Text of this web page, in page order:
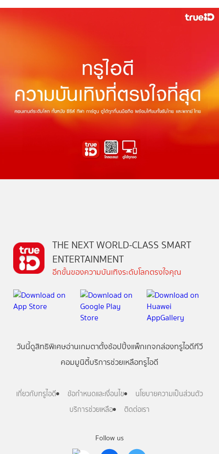
Follow us
THE NEXT WORLD-CLASS SMART
ENTERTAINMENT
อีกขั้นของความบันเทิงระดับโลกตรงใจคุณ
วันนี้ดูสิทธิพิเศษอ่านเกมตาตั้งช้อปปิ้งแพ็กเกจกล่องทรูไอดีทีวี
คอมมูนิตี้บริการช่วยเหลือทรูไอดี
เกี่ยวกับทรูไอดี ข้อกำหนดและเงื่อนไข
นโยบายความเป็นส่วนตัว
บริการช่วยเหลือ
ติดต่อเรา